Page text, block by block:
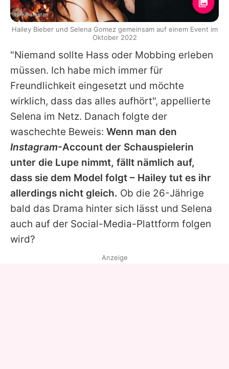
"Niemand sollte Hass oder Mobbing erleben
müssen. Ich habe mich immer für
Freundlichkeit eingesetzt und möchte
wirklich, dass das alles aufhört", appellierte
Selena im Netz. Danach folgte der
waschechte Beweis: Wenn man den
Instagram-Account der Schauspielerin
unter die Lupe nimmt, fällt nämlich auf,
dass sie dem Model folgt – Hailey tut es ihr
allerdings nicht gleich. Ob die 26-Jährige
bald das Drama hinter sich lässt und Selena
auch auf der Social-Media-Plattform folgen
wird?
tyrellhampton
Hailey Bieber und Selena Gomez gemeinsam auf einem Event im
Oktober 2022
Anzeige